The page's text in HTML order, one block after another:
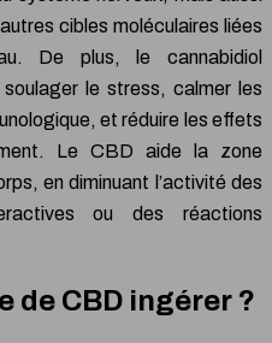
cibles moléculaires liées
De plus, le cannabidiol
le stress, calmer les
et réduire les effets
Le CBD aide la zone
en diminuant l’activité des
ou des réactions
de CBD ingérer ?